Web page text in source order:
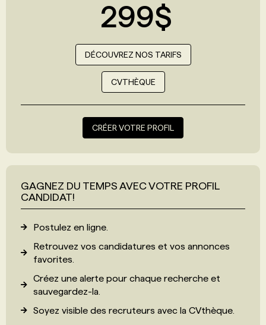
299$
DÉCOUVREZ NOS TARIFS
CVTHÈQUE
CRÉER VOTRE PROFIL
GAGNEZ DU TEMPS AVEC VOTRE PROFIL
CANDIDAT!
Postulez en ligne.
Retrouvez vos candidatures et vos annonces
favorites.
Créez une alerte pour chaque recherche et
sauvegardez-la.
Soyez visible des recruteurs avec la CVthèque